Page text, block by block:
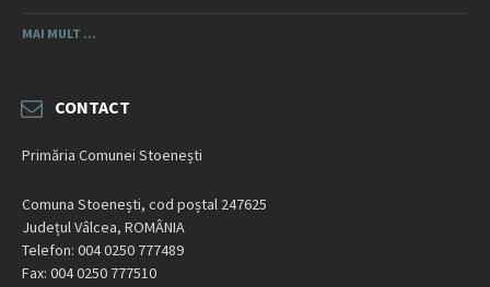
MAI MULT ...
CONTACT
Primăria Comunei Stoenești
Comuna Stoenești, cod poștal 247625
Județul Vâlcea, ROMÂNIA
Telefon: 004 0250 777489
Fax: 004 0250 777510